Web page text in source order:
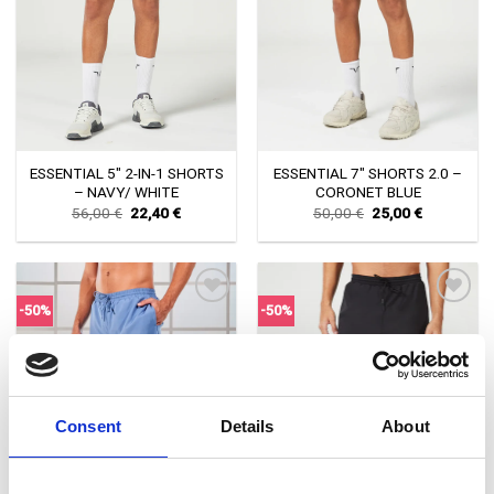
Consent Details About
ESSENTIAL 5″ 2-IN-1 SHORTS
– NAVY/ WHITE
56,00€ Original
price
was:
22,40€Current
is:
ESSENTIAL 7″ SHORTS 2.0 –
CORONET BLUE
50,00€ Original
price
was:
25,00€Current
is:
-50% -50%
Πρόσθήκη
στην λίστα